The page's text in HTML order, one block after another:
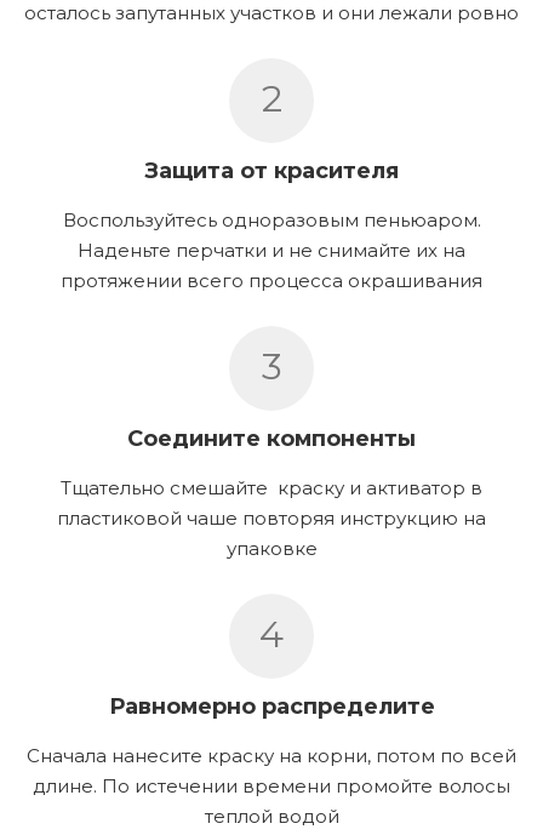
осталось запутанных участков и они лежали ровно
2
Защита от красителя
Воспользуйтесь одноразовым пеньюаром.
Наденьте перчатки и не снимайте их на
протяжении всего процесса окрашивания
3
Соедините компоненты
Тщательно смешайте краску и активатор в
пластиковой чаше повторяя инструкцию на
упаковке
4
Равномерно распределите
Сначала нанесите краску на корни, потом по всей
длине. По истечении времени промойте волосы
теплой водой